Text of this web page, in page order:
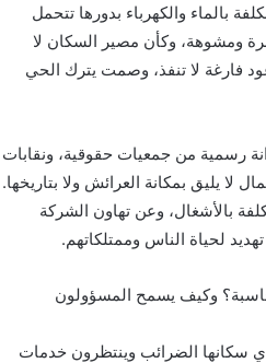
بالماء والكهرباء بدورها تتحمل
ومشوهة، وكأن مصير السكان لا
فارغة لا تنفذ، وصمت يترك الحي
رسمية من جمعيات حقوقية، ونقابات
لا يليق بمكانة العرائش ولا بتاريخها.
بالأشغال، وعن تهاون الشركة
لحياة الناس وممتلكاتهم.
وكيف يسمح المسؤولون
سكانها الضرائب وينتظرون خدمات